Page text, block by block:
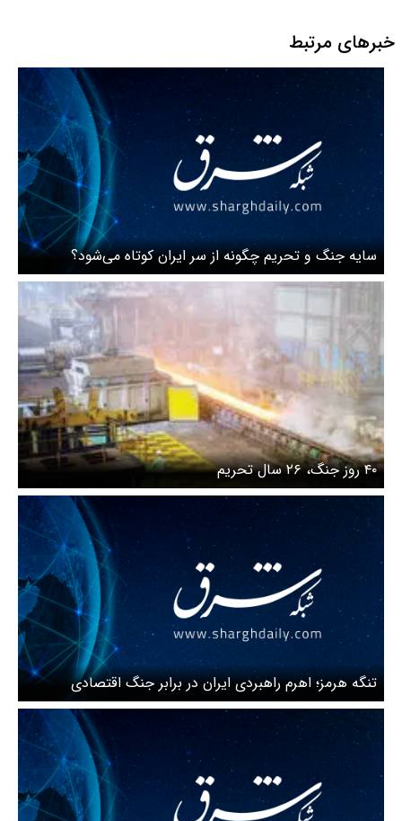
خبرهای مرتبط
سایه جنگ و تحریم چگونه از سر ایران کوتاه می‌شود؟
۴۰ روز جنگ، ۲۶ سال تحریم
تنگه هرمز؛ اهرم راهبردی ایران در برابر جنگ اقتصادی